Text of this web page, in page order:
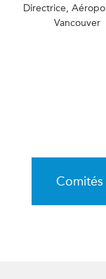
Directrice,
Vancouver